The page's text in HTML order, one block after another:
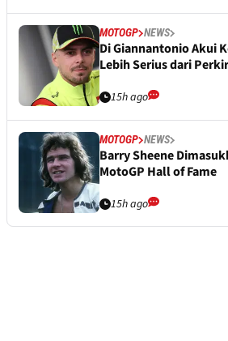
MOTOGP NEWS
Di Giannantonio Akui
Lebih Serius dari
15h ago
MOTOGP NEWS
Barry Sheene
MotoGP Hall of Fame
15h ago